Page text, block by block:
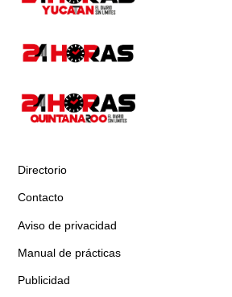
Directorio
Contacto
Aviso de privacidad
Manual de prácticas
Publicidad